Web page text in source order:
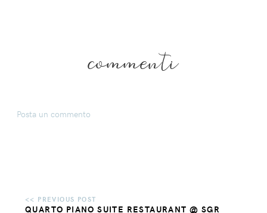
commenti
Posta un commento
QUARTO PIANO SUITE RESTAURANT @ SGR